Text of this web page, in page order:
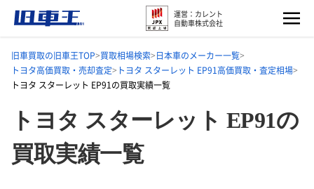
運営：カレント
自動車株式会社
旧車買取の旧車王TOP 買取相場検索 日本車のメーカー一覧
トヨタ高価買取・売却査定
トヨタ スターレット EP91高価買取・査定相場
トヨタ スターレット EP91の買取実績一覧
トヨタ スターレット EP91の
買取実績一覧